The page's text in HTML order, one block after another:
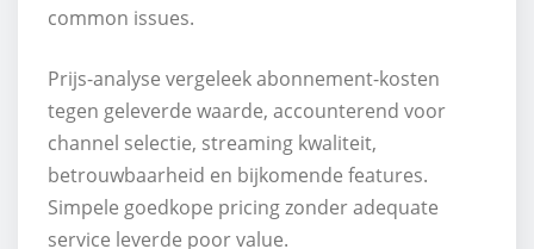
common issues.
Prijs-analyse vergeleek abonnement-kosten
tegen geleverde waarde, accounterend voor
channel selectie, streaming kwaliteit,
betrouwbaarheid en bijkomende features.
Simpele goedkope pricing zonder adequate
service leverde poor value.